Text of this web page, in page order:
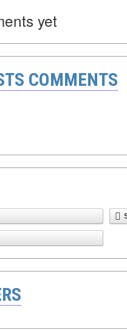
yet
COMMENTS